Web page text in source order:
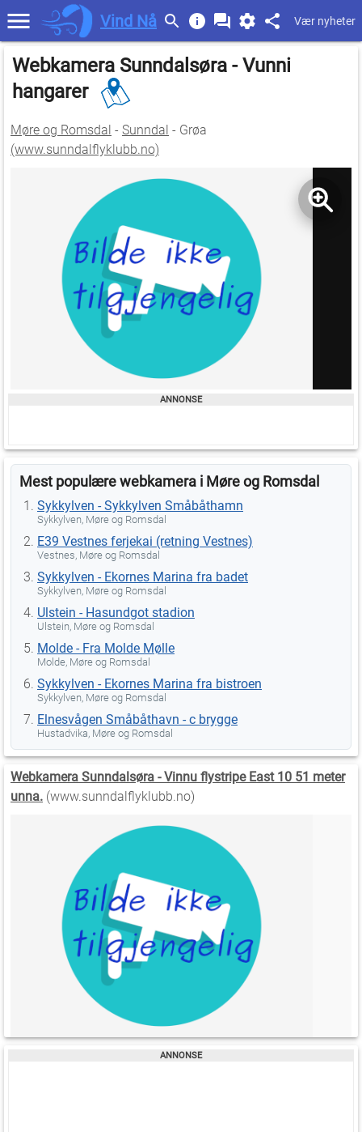
Vind Nå Vær nyheter
Webkamera Sunndalsøra - Vunni
hangarer
Møre og Romsdal - Sunndal - Grøa
(www.sunndalflyklubb.no)
Mest populære webkamera i Møre og Romsdal
Sykkylven - Sykkylven Småbåthamn
Sykkylven, Møre og Romsdal
E39 Vestnes ferjekai (retning Vestnes)
Vestnes, Møre og Romsdal
Sykkylven - Ekornes Marina fra badet
Sykkylven, Møre og Romsdal
Ulstein - Hasundgot stadion
Ulstein, Møre og Romsdal
Molde - Fra Molde Mølle
Molde, Møre og Romsdal
Sykkylven - Ekornes Marina fra bistroen
Sykkylven, Møre og Romsdal
Elnesvågen Småbåthavn - c brygge
Hustadvika, Møre og Romsdal
Webkamera Sunndalsøra - Vinnu flystripe East 10 51 meter
unna. (www.sunndalflyklubb.no)